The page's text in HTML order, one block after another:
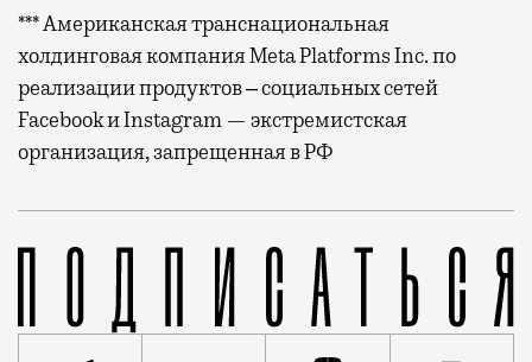
*** Американская транснациональная
холдинговая компания Meta Platforms Inc. по
реализации продуктов ‒ социальных сетей
Facebook и Instagram — экстремистская
организация, запрещенная в РФ